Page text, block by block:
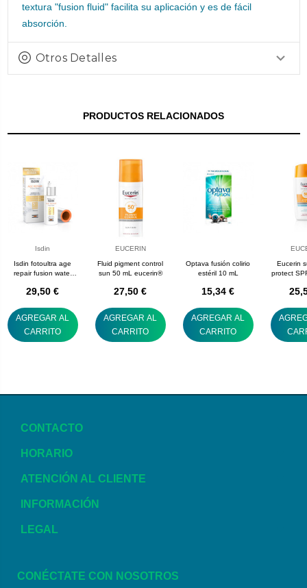
textura "fusion fluid" facilita su aplicación y es de fácil
absorción.
Otros Detalles
PRODUCTOS RELACIONADOS
Isdin
Isdin fotoultra age
repair fusion water
29,50 €
AGREGAR AL
CARRITO
EUCERIN
Fluid pigment control
sun 50 mL eucerin®
27,50 €
AGREGAR AL
CARRITO
Optava fusión colirio
estéril 10 mL
15,34 €
AGREGAR AL
CARRITO
Eucerin
protect
CONTACTO
HORARIO
ATENCIÓN AL CLIENTE
INFORMACIÓN
LEGAL
CONÉCTATE CON NOSOTROS